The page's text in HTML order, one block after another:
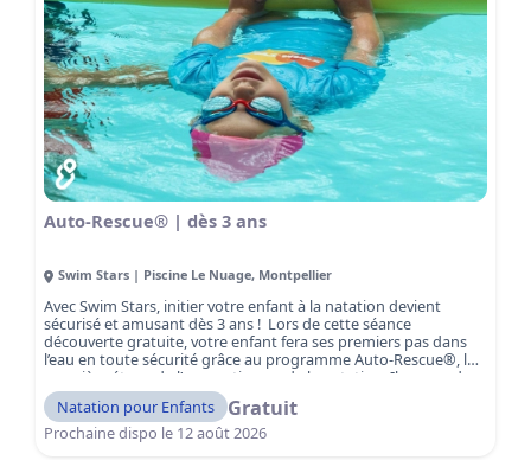
Auto-Rescue® | dès 3 ans
Swim Stars | Piscine Le Nuage, Montpellier
Avec Swim Stars, initier votre enfant à la natation devient
sécurisé et amusant dès 3 ans ! Lors de cette séance
découverte gratuite, votre enfant fera ses premiers pas dans
l’eau en toute sécurité grâce au programme Auto-Rescue®, la
première étape de l’apprentissage de la natation. Il apprendra
les réflexes de survie essentiels en cas de chute dans l’eau tout
en découvrant les bases pour nager. Sous l’œil attentif de
maîtres-nageurs qualifiés, votre enfant apprendra à sauter,
flotter, nager et sortir de l’eau seul, dans un environnement
Natation pour Enfants Gratuit
Prochaine dispo le 12 août 2026